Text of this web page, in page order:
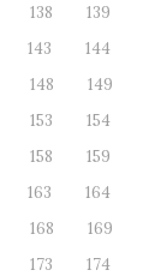
138 139
143 144
148 149
153 154
158 159
163 164
168 169
173 174